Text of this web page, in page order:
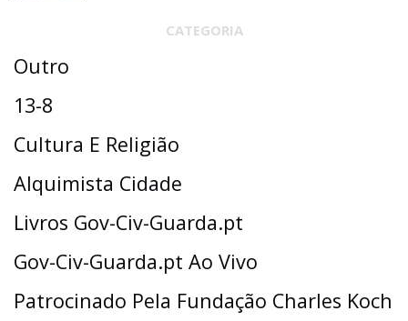
CATEGORIA
Outro
13-8
Cultura E Religião
Alquimista Cidade
Livros Gov-Civ-Guarda.pt
Gov-Civ-Guarda.pt Ao Vivo
Patrocinado Pela Fundação Charles Koch